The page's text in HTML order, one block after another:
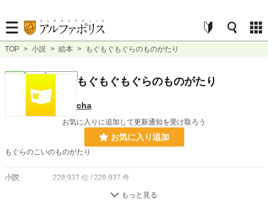
TOP > 小説 > 絵本 > もぐもぐもぐらのものがたり
完結 ｼｮｰﾄｼｮｰﾄ もぐもぐもぐらのものがたり
cha
お気に入りに追加して更新通知を受け取ろう
お気に入り追加
もぐらのこいのものがたり
小説 228,937 位 / 228,937 件